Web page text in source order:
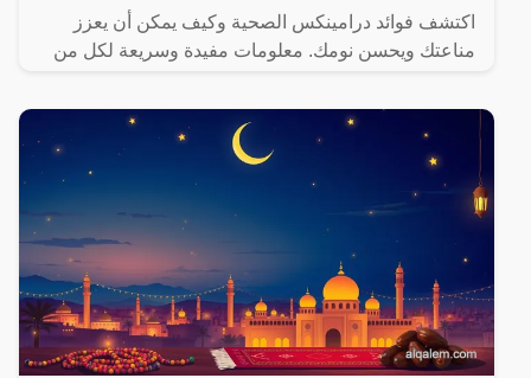
اكتشف فوائد درامينكس الصحية وكيف يمكن أن يعزز
مناعتك ويحسن نومك. معلومات مفيدة وسريعة لكل من